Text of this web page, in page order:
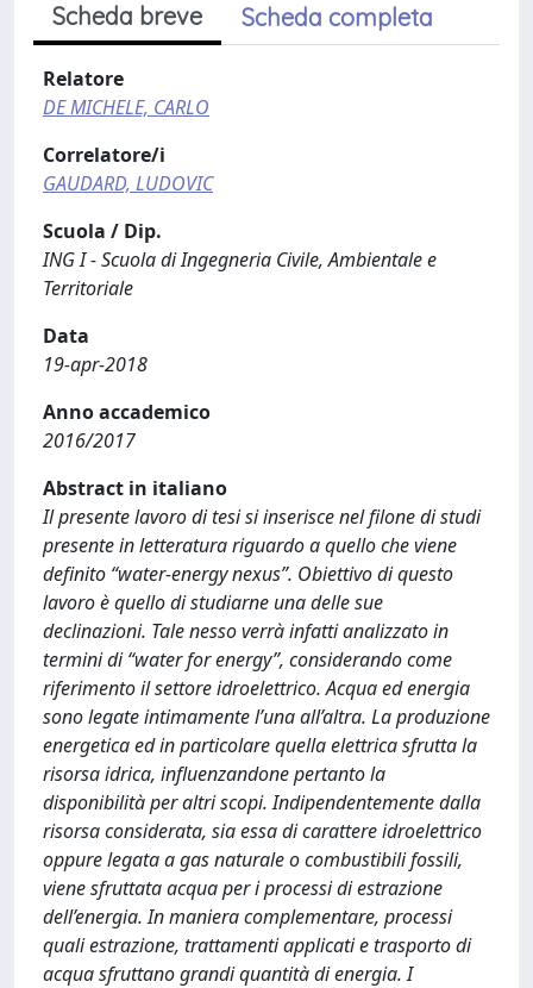
Scheda breve Scheda completa
Relatore
DE MICHELE, CARLO
Correlatore/i
GAUDARD, LUDOVIC
Scuola / Dip.
ING I - Scuola di Ingegneria Civile, Ambientale e
Territoriale
Data
19-apr-2018
Anno accademico
2016/2017
Abstract in italiano
Il presente lavoro di tesi si inserisce nel filone di studi
presente in letteratura riguardo a quello che viene
definito “water-energy nexus”. Obiettivo di questo
lavoro è quello di studiarne una delle sue
declinazioni. Tale nesso verrà infatti analizzato in
termini di “water for energy”, considerando come
riferimento il settore idroelettrico. Acqua ed energia
sono legate intimamente l’una all’altra. La produzione
energetica ed in particolare quella elettrica sfrutta la
risorsa idrica, influenzandone pertanto la
disponibilità per altri scopi. Indipendentemente dalla
risorsa considerata, sia essa di carattere idroelettrico
oppure legata a gas naturale o combustibili fossili,
viene sfruttata acqua per i processi di estrazione
dell’energia. In maniera complementare, processi
quali estrazione, trattamenti applicati e trasporto di
acqua sfruttano grandi quantità di energia. I